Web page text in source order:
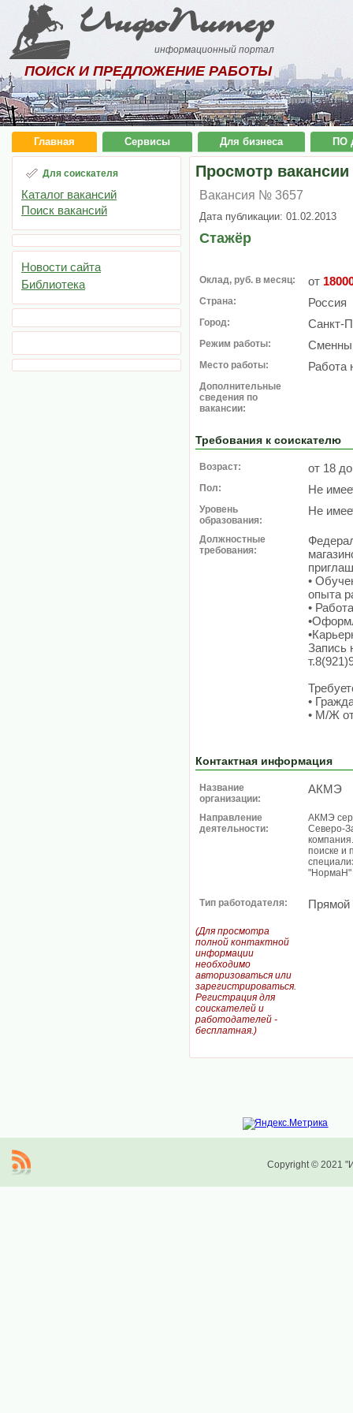
ИнфоПитер
информационный портал
ПОИСК И ПРЕДЛОЖЕНИЕ РАБОТЫ
Главная Сервисы Для бизнеса ПО
Для соискателя
Каталог вакансий
Поиск вакансий
Новости сайта
Библиотека
Просмотр вакансии
Вакансия № 3657
Дата публикации: 01.02.2013
Стажёр
Оклад, руб. в месяц: от
Страна: Россия
Город: Санкт-
Режим работы:
Место работы: Работа
Дополнительные
сведения по
вакансии:
Требования к соискателю
Возраст: от 18
Пол: Не
Уровень
образования:
Не
Должностные
требования:
•
опыта
•
Запись
•
• М/Ж
Контактная информация
Название
организации:
АКМЭ
Направление
деятельности:
АКМЭ
Северо-
поиске и
"НормаН"
Тип работодателя: Прямой
(Для просмотра
полной контактной
информации
необходимо
авторизоваться или
зарегистрироваться.
Регистрация для
соискателей и
работодателей -
бесплатная.)
Copyright © 2021